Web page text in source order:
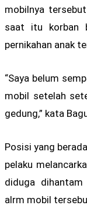
mobilnya
saat itu korban
pernikahan anak
“Saya belum
mobil setelah
gedung,” kata
Posisi yang
pelaku
diduga
alrm mobil